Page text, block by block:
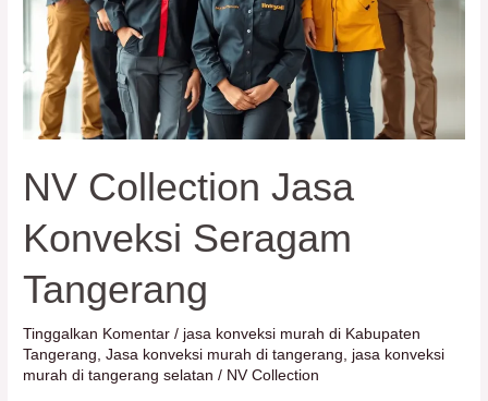
NV Collection Jasa
Konveksi Seragam
Tangerang
Tinggalkan Komentar / jasa konveksi murah di Kabupaten
Tangerang ,Jasa konveksi murah di tangerang
jasa konveksi
murah di tangerang selatan / NV Collection